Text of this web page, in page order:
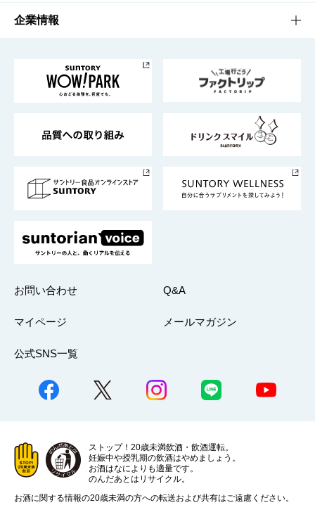
栄養成分一覧
工場見学
地域情報
サントリーホール
サントリーサンバーズ大阪
サステナビリティTOP
サントリーが考えるサステナビリティ経営
企業情報
企業概要
採用情報
お問い合わせ Q&A
マイページ メールマガジン
公式SNS一覧
ストップ！20歳未満飲酒・飲酒運転。
妊娠中や授乳期の飲酒はやめましょう。
お酒はなによりも適量です。
のんだあとはリサイクル。
お酒に関する情報の20歳未満の方への転送および共有はご遠慮ください。